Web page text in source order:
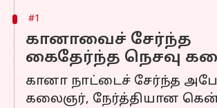
#1
கானாவைச் சேர்ந்த
கைதேர்ந்த நெசவு
கானா நாட்டைச் சேர்ந்த
கலைஞர், நேர்த்தியான